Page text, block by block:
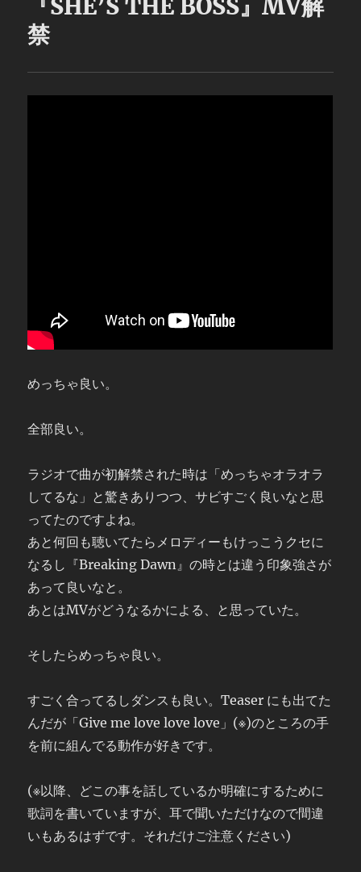
『SHE’S THE BOSS』MV解
禁
めっちゃ良い。
全部良い。
ラジオで曲が初解禁された時は「めっちゃオラオラ
してるな」と驚きありつつ、サビすごく良いなと思
ってたのですよね。
あと何回も聴いてたらメロディーもけっこうクセに
なるし『Breaking Dawn』の時とは違う印象強さが
あって良いなと。
あとはMVがどうなるかによる、と思っていた。
そしたらめっちゃ良い。
すごく合ってるしダンスも良い。Teaser にも出てた
んだが「Give me love love love」(※)のところの手
を前に組んでる動作が好きです。
(※以降、どこの事を話しているか明確にするために
歌詞を書いていますが、耳で聞いただけなので間違
いもあるはずです。それだけご注意ください)